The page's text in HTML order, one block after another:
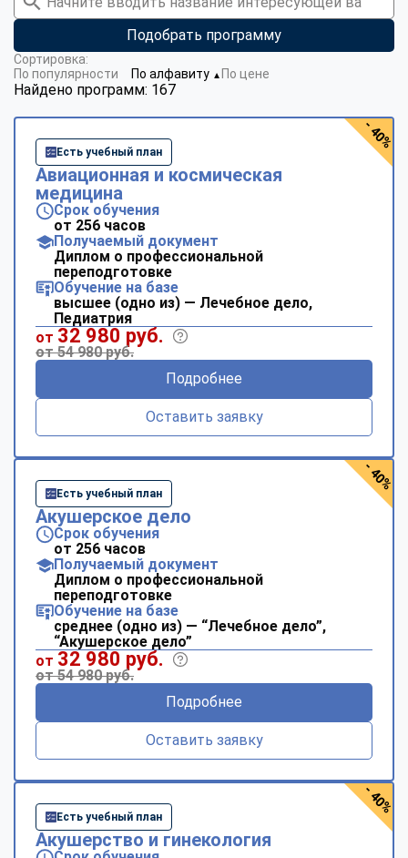
Подобрать программу
Найдено программ: 167
Сортировка:
По популярности
По алфавиту ▼ По цене
Есть учебный план
Авиационная и космическая
медицина
Срок обучения
от 256 часов
Получаемый документ
Диплом о профессиональной
переподготовке
Обучение на базе
высшее (одно из) — Лечебное дело,
Педиатрия
от 32 980 руб.
от 54 980 руб.
Подробнее
Оставить заявку
- 40%
Есть учебный план
Акушерское дело
Срок обучения
от 256 часов
Получаемый документ
Диплом о профессиональной
переподготовке
Обучение на базе
среднее (одно из) — “Лечебное дело”,
“Акушерское дело”
от 32 980 руб.
от 54 980 руб.
Подробнее
Оставить заявку
- 40%
Есть учебный план
Акушерство и гинекология
- 40%